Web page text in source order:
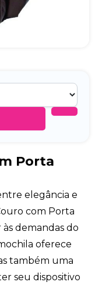
Porta
elegância e
com Porta
demandas do
oferece
também uma
seu dispositivo